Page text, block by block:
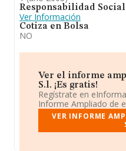
Responsabilidad
Ver Información
Cotiza en Bolsa
NO
Ver el informe
S.l. ¡Es gratis!
Regístrate en
Informe Ampliado de
VER INFORME